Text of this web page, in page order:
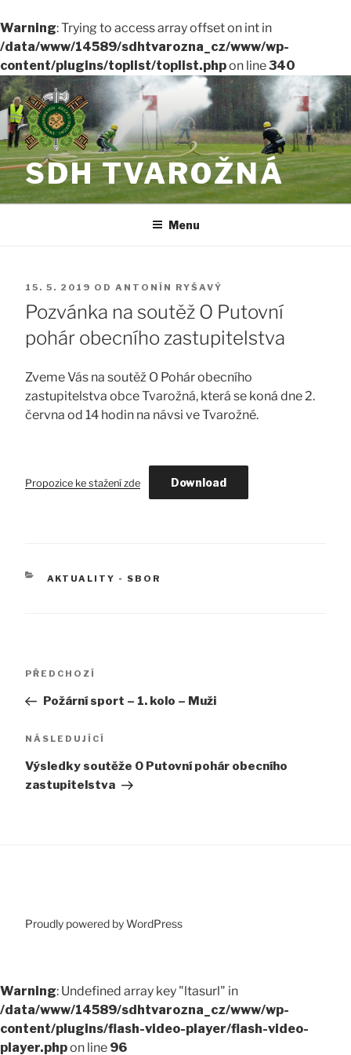
Warning: Trying to access array offset on int in
/data/www/14589/sdhtvarozna_cz/www/wp-
content/plugins/toplist/toplist.phpon line340
Přejít
k
obsahu
webu
SDH TVAROŽNÁ
Menu
PUBLIKOVÁNO
15. 5. 2019 OD ANTONÍN RYŠAVÝ
Pozvánka na soutěž O Putovní
pohár obecního zastupitelstva
Zveme Vás na soutěž O Pohár obecního
zastupitelstva obce Tvarožná, která se koná dne 2.
června od 14 hodin na návsi ve Tvarožné.
Propozice ke stažení zde Download
RUBRIKY
AKTUALITY - SBOR
příspěvek
Předchozí
PŘEDCHOZÍ
Požární sport – 1. kolo – Muži
Následující
NÁSLEDUJÍCÍ
Výsledky soutěže O Putovní pohár obecního
zastupitelstva
Proudly powered by WordPress
Warning: Undefined array key "ltasurl" in
/data/www/14589/sdhtvarozna_cz/www/wp-
content/plugins/flash-video-player/flash-video-
player.phpon line 96